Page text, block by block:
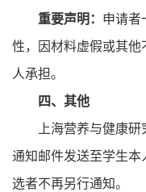
重要声明： 申请者
性，因材料虚假或其
人承担。
四、其他
上海营养与健康研
通知邮件发送至学生
选者不再另行通知。